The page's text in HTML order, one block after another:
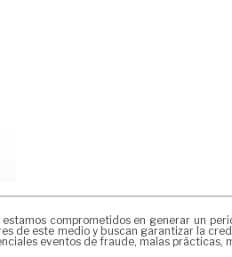
estamos comprometidos en generar un
de este medio y buscan garantizar la
eventos de fraude, malas